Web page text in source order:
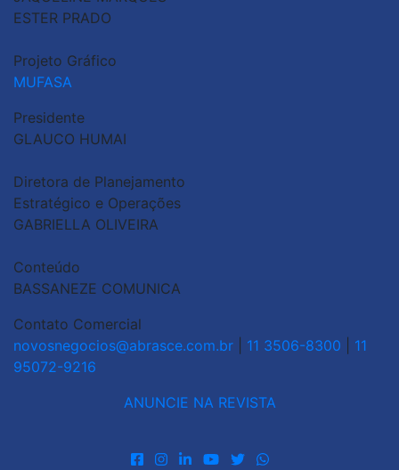
ESTER PRADO
Projeto Gráfico
MUFASA
Presidente
GLAUCO HUMAI
Diretora de Planejamento
Estratégico e Operações
GABRIELLA OLIVEIRA
Conteúdo
BASSANEZE COMUNICA
Contato Comercial
novosnegocios@abrasce.com.br
11 3506-8300
11
95072-9216
ANUNCIE NA REVISTA